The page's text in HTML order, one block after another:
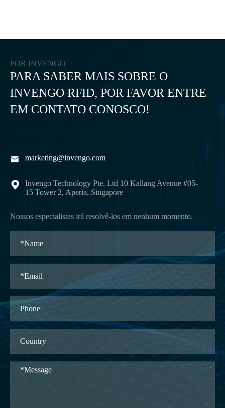
POR INVENGO
PARA SABER MAIS SOBRE O
INVENGO RFID, POR FAVOR ENTRE
EM CONTATO CONOSCO!
 marketing@invengo.com

Invengo Technology Pte. Ltd 10 Kallang Avenue #05-
15 Tower 2, Aperia, Singapore
Nossos especialistas irá resolvê-los em nenhum momento.